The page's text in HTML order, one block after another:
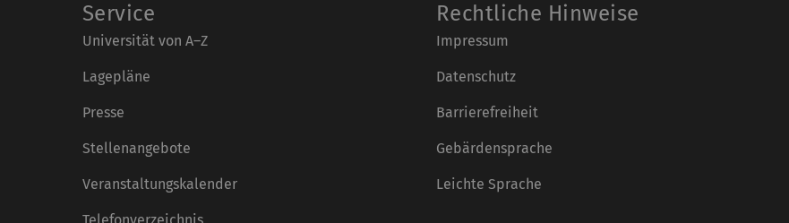
Service
Universität von A–Z
Lagepläne
Presse
Stellenangebote
Veranstaltungskalender
Rechtliche Hinweise
Impressum
Datenschutz
Barrierefreiheit
Gebärdensprache
Leichte Sprache